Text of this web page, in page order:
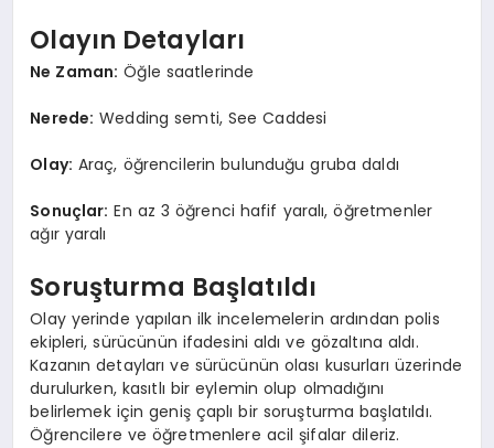
Olayın Detayları
Ne Zaman: Öğle saatlerinde
Nerede: Wedding semti, See Caddesi
Olay: Araç, öğrencilerin bulunduğu gruba daldı
Sonuçlar: En az 3 öğrenci hafif yaralı, öğretmenler
ağır yaralı
Soruşturma Başlatıldı
Olay yerinde yapılan ilk incelemelerin ardından polis
ekipleri, sürücünün ifadesini aldı ve gözaltına aldı.
Kazanın detayları ve sürücünün olası kusurları üzerinde
durulurken, kasıtlı bir eylemin olup olmadığını
belirlemek için geniş çaplı bir soruşturma başlatıldı.
Öğrencilere ve öğretmenlere acil şifalar dileriz.